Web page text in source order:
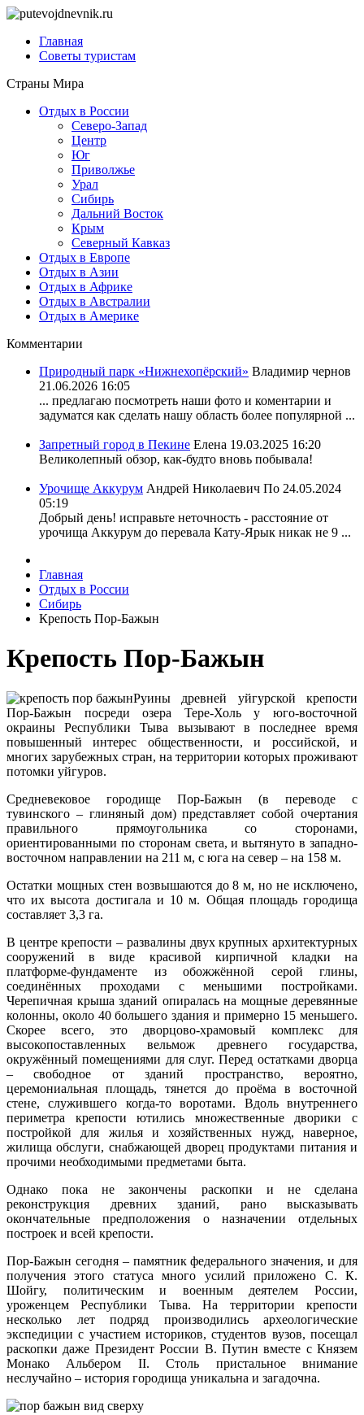
Главная
Советы туристам
Страны Мира
Отдых в России
Северо-Запад
Центр
Юг
Приволжье
Урал
Сибирь
Дальний Восток
Крым
Северный Кавказ
Отдых в Европе
Отдых в Азии
Отдых в Африке
Отдых в Австралии
Отдых в Америке
Комментарии
Природный парк «Нижнехопёрский» Владимир чернов
21.06.2026 16:05
... предлагаю посмотреть наши фото и коментарии и
задуматся как сделать нашу область более популярной ...
Запретный город в Пекине Елена 19.03.2025 16:20
Великолепный обзор, как-будто вновь побывала!
Урочище Аккурум Андрей Николаевич По 24.05.2024
05:19
Добрый день! исправьте неточность - расстояние от
урочища Аккурум до перевала Кату-Ярык никак не 9 ...
Главная
Отдых в России
Сибирь
Крепость Пор-Бажын
Крепость Пор-Бажын
Руины древней уйгурской крепости
Пор-Бажын посреди озера Тере-Холь у юго-восточной
окраины Республики Тыва вызывают в последнее время
повышенный интерес общественности, и российской, и
многих зарубежных стран, на территории которых проживают
потомки уйгуров.
Средневековое городище Пор-Бажын (в переводе с
тувинского – глиняный дом) представляет собой очертания
правильного прямоугольника со сторонами,
ориентированными по сторонам света, и вытянуто в западно-
восточном направлении на 211 м, с юга на север – на 158 м.
Остатки мощных стен возвышаются до 8 м, но не исключено,
что их высота достигала и 10 м. Общая площадь городища
составляет 3,3 га.
В центре крепости – развалины двух крупных архитектурных
сооружений в виде красивой кирпичной кладки на
платформе-фундаменте из обожжённой серой глины,
соединённых проходами с меньшими постройками.
Черепичная крыша зданий опиралась на мощные деревянные
колонны, около 40 большего здания и примерно 15 меньшего.
Скорее всего, это дворцово-храмовый комплекс для
высокопоставленных вельмож древнего государства,
окружённый помещениями для слуг. Перед остатками дворца
– свободное от зданий пространство, вероятно,
церемониальная площадь, тянется до проёма в восточной
стене, служившего когда-то воротами. Вдоль внутреннего
периметра крепости ютились множественные дворики с
постройкой для жилья и хозяйственных нужд, наверное,
жилища обслуги, снабжающей дворец продуктами питания и
прочими необходимыми предметами быта.
Однако пока не закончены раскопки и не сделана
реконструкция древних зданий, рано высказывать
окончательные предположения о назначении отдельных
построек и всей крепости.
Пор-Бажын сегодня – памятник федерального значения, и для
получения этого статуса много усилий приложено С. К.
Шойгу, политическим и военным деятелем России,
уроженцем Республики Тыва. На территории крепости
несколько лет подряд производились археологические
экспедиции с участием историков, студентов вузов, посещал
раскопки даже Президент России В. Путин вместе с Князем
Монако Альбером II. Столь пристальное внимание
неслучайно – история городища уникальна и загадочна.